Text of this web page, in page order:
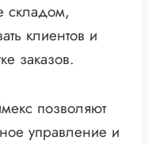
складом,
клиентов и
заказов.
позволяют
управление и